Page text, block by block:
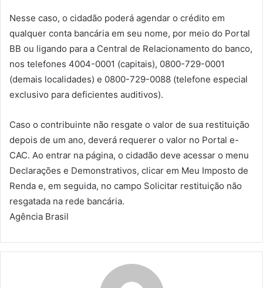
Nesse caso, o cidadão poderá agendar o crédito em
qualquer conta bancária em seu nome, por meio do Portal
BB ou ligando para a Central de Relacionamento do banco,
nos telefones 4004-0001 (capitais), 0800-729-0001
(demais localidades) e 0800-729-0088 (telefone especial
exclusivo para deficientes auditivos).
Caso o contribuinte não resgate o valor de sua restituição
depois de um ano, deverá requerer o valor no Portal e-
CAC. Ao entrar na página, o cidadão deve acessar o menu
Declarações e Demonstrativos, clicar em Meu Imposto de
Renda e, em seguida, no campo Solicitar restituição não
resgatada na rede bancária.
Agência Brasil